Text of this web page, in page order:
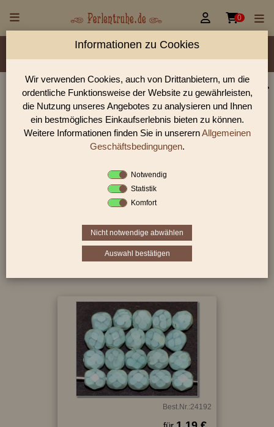
 0
Material/Glassorte Sorte/Form Farbe
Größen
Lochdurchmesser
Perlen Shop für facettierte Glasperlen facettiert mit
Wachsüberzug
In unserem Perlen Shop finden sie zahlreich facettierte
Glasperlen facettiert mit Wachsüberzug und viele weiter
Sie befinden sich in folgender Kategorie:
Best.Nr.:24192
Informationen zu Cookies
Wir verwenden Cookies, auch von Drittanbietern, um die
ordentliche Funktionsweise der Website zu gewährleisten,
die Nutzung unseres Angebotes zu analysieren und Ihnen
ein bestmögliches Einkaufserlebnis bieten zu können.
Weitere Informationen finden Sie in unserernAllgemeinen
Geschäftsbedingungen.
Notwendig
Statistik
Komfort
Nicht notwendige abwählen
Auswahl bestätigen